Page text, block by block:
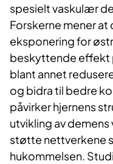
spesielt vaskulær
Forskerne mener
eksponering for
beskyttende effekt
blant annet
og bidra til bedre
påvirker hjernens
utvikling av
støtte nettverkene
hukommelsen.